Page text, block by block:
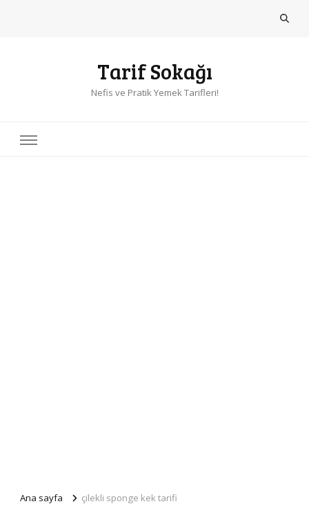
Tarif Sokağı
Nefis ve Pratik Yemek Tarifleri!
Ana sayfa çilekli sponge kek tarifi